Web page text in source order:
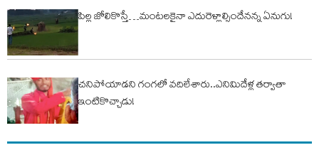
పిల్ల జోలికొస్తే…మంటలకైనా ఎదురెళ్లాల్సిందేనన్న ఏనుగు!
చనిపోయాడని గంగలో వదిలేశారు..ఎనిమిదేళ్ల తర్వాతా
ఇంటికొచ్చాడు!